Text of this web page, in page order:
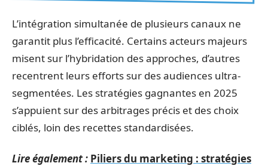
L’intégration simultanée de plusieurs canaux ne
garantit plus l’efficacité. Certains acteurs majeurs
misent sur l’hybridation des approches, d’autres
recentrent leurs efforts sur des audiences ultra-
segmentées. Les stratégies gagnantes en 2025
s’appuient sur des arbitrages précis et des choix
ciblés, loin des recettes standardisées.
Lire également : Piliers du marketing : stratégies